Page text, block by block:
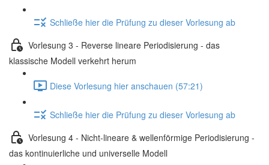
Schließe hier die Prüfung zu dieser Vorlesung ab
Vorlesung 3 - Reverse lineare Periodisierung - das
klassische Modell verkehrt herum
Diese Vorlesung hier anschauen (57:21)
Schließe hier die Prüfung zu dieser Vorlesung ab
Vorlesung 4 - Nicht-lineare & wellenförmige Periodisierung -
das kontinuierliche und universelle Modell